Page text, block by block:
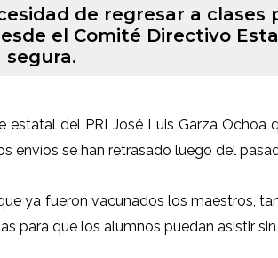
de regresar a
el Comité Directivo
segura.
estatal del PRI José Luis Garza
envíos se han retrasado luego del
ya fueron vacunados los maestros,
para que los alumnos puedan asistir